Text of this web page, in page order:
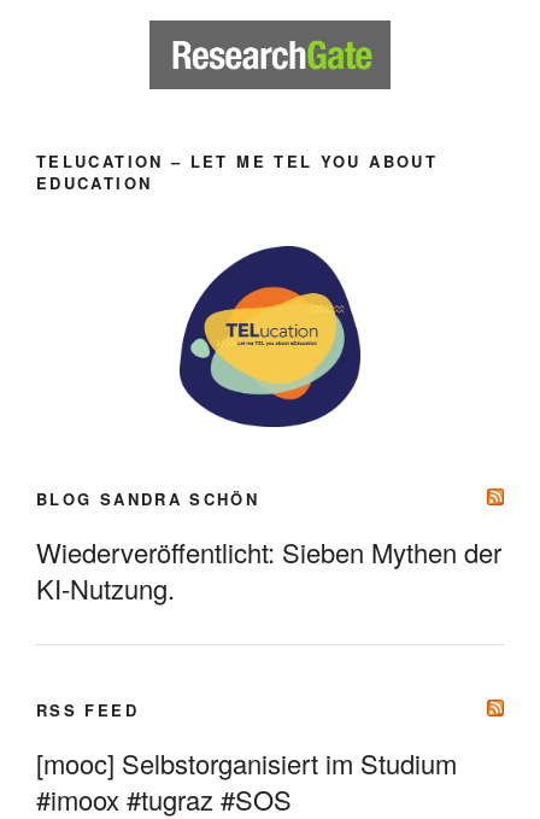
TELUCATION – LET ME TEL YOU ABOUT
EDUCATION
BLOG SANDRA SCHÖN
Wiederveröffentlicht: Sieben Mythen der
KI-Nutzung.
RSS FEED
[mooc] Selbstorganisiert im Studium
#imoox #tugraz #SOS